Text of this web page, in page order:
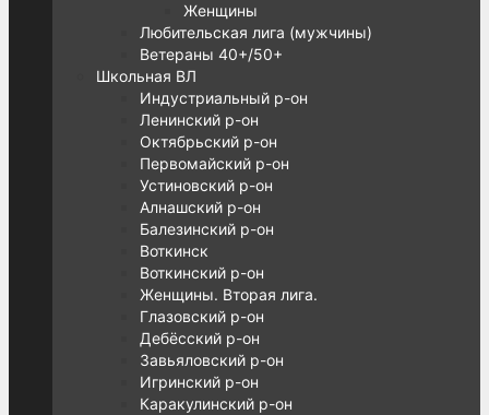
Женщины
Любительская лига (мужчины)
Ветераны 40+/50+
Школьная ВЛ
Индустриальный р-он
Ленинский р-он
Октябрьский р-он
Первомайский р-он
Устиновский р-он
Алнашский р-он
Балезинский р-он
Воткинск
Воткинский р-он
Женщины. Вторая лига.
Глазовский р-он
Дебёсский р-он
Завьяловский р-он
Игринский р-он
Каракулинский р-он